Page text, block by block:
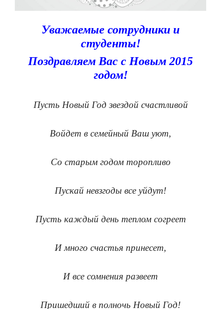
Уважаемые сотрудники и
студенты!
Поздравляем Вас с Новым 2015
годом!
Пусть Новый Год звездой счастливой
Войдет в семейный Ваш уют,
Со старым годом торопливо
Пускай невзгоды все уйдут!
Пусть каждый день теплом согреет
И много счастья принесет,
И все сомнения развеет
Пришедший в полночь Новый Год!